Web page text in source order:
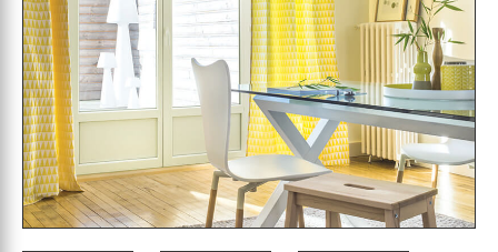
serez agréablement surpris de la grande qualité
de cette porte-fenêtre PVC proposée à un prix
défiant toute concurrence.
Les Maîtres Menuisiers livrent sur toute la France
selon nos conditions générales et vous
proposent leur service de prise de dimensions
de porte-fenêtre PVC économique Elisa sur
Rochefort ainsi que La Rochelle, Saintes, Royan